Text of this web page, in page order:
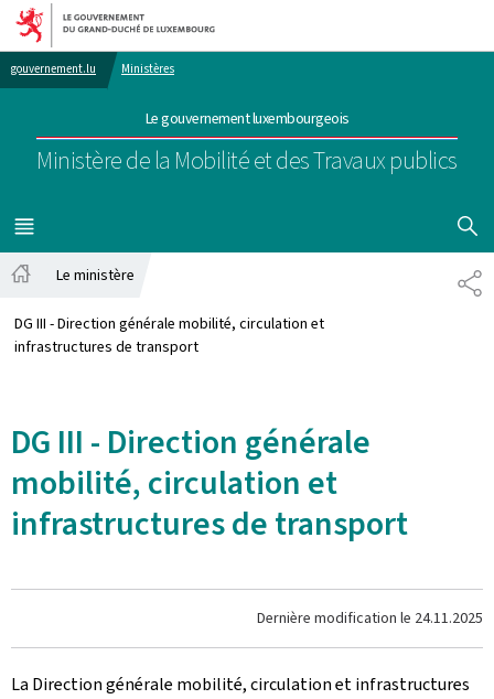
Aller au menu principal
Aller au contenu
gouvernement.lu Ministères
Le gouvernement luxembourgeois
Ministère de la Mobilité et des Travaux publics
MENU
PRINCIPAL
Le ministère
DG III - Direction générale mobilité, circulation et
infrastructures de transport
DG III - Direction générale
mobilité, circulation et
infrastructures de transport
Dernière modification le 24.11.2025
La Direction générale mobilité, circulation et infrastructures